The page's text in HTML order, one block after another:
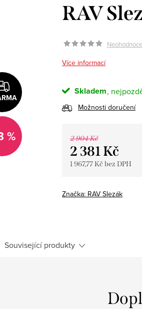
%
RAV
Více informací
Skladem
Možnosti doručení
2 904 Kč
2 381 Kč
1 967,77 Kč bez DPH
Značka: RAV Slezák
Související produkty